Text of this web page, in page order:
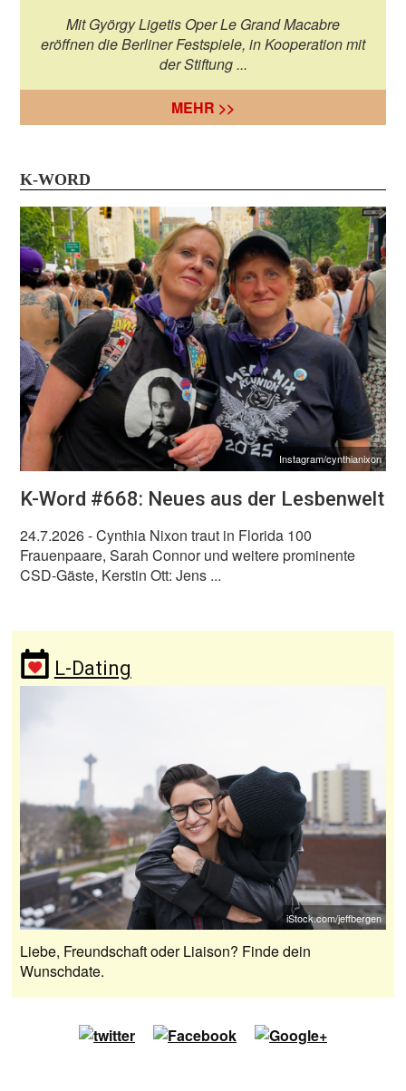
Mit György Ligetis Oper Le Grand Macabre
eröffnen die Berliner Festspiele, in Kooperation mit
der Stiftung ...
MEHR >>
K-WORD
Instagram/cynthianixon
K-Word #668: Neues aus der Lesbenwelt
24.7.2026- Cynthia Nixon traut in Florida 100
Frauenpaare, Sarah Connor und weitere prominente
CSD-Gäste, Kerstin Ott: Jens ...
L-Dating
iStock.com/jeffbergen
Liebe, Freundschaft oder Liaison? Finde dein
Wunschdate.